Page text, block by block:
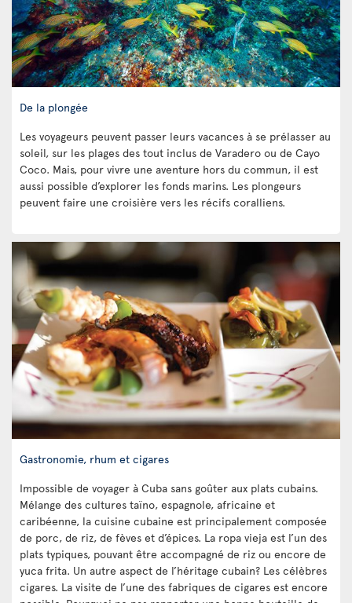
De la plongée
Les voyageurs peuvent passer leurs vacances à se prélasser au
soleil, sur les plages des tout inclus de Varadero ou de Cayo
Coco. Mais, pour vivre une aventure hors du commun, il est
aussi possible d’explorer les fonds marins. Les plongeurs
peuvent faire une croisière vers les récifs coralliens.
Gastronomie, rhum et cigares
Impossible de voyager à Cuba sans goûter aux plats cubains.
Mélange des cultures taïno, espagnole, africaine et
caribéenne, la cuisine cubaine est principalement composée
de porc, de riz, de fèves et d’épices. La ropa vieja est l’un des
plats typiques, pouvant être accompagné de riz ou encore de
yuca frita. Un autre aspect de l’héritage cubain? Les célèbres
cigares. La visite de l’une des fabriques de cigares est encore